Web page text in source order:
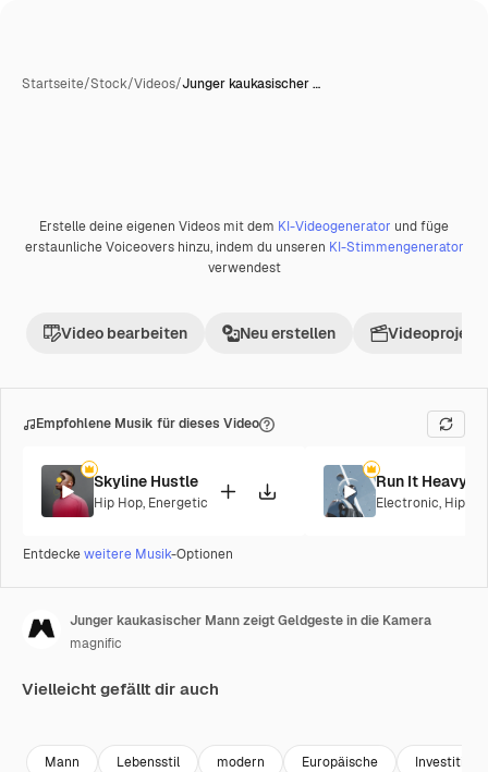
Startseite/Stock/Videos/Junger kaukasischer …
Erstelle deine eigenen Videos mit dem KI-Videogenerator und füge
erstaunliche Voiceovers hinzu, indem du unseren KI-Stimmengenerator
verwendest
Video bearbeiten Neu erstellen Videoprojekt
Empfohlene Musik für dieses Video
Skyline Hustle
Hip Hop, Energetic
Run It Heavy
Electronic, Hip
Entdeckeweitere Musik-Optionen
Junger kaukasischer Mann zeigt Geldgeste in die Kamera
magnific
Vielleicht gefällt dir auch
Mann Lebensstil modern Europäische Investition